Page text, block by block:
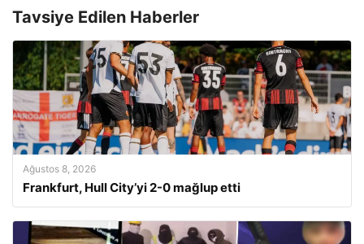
Tavsiye Edilen Haberler
Ağustos 8, 2026
Frankfurt, Hull City’yi 2-0 mağlup etti